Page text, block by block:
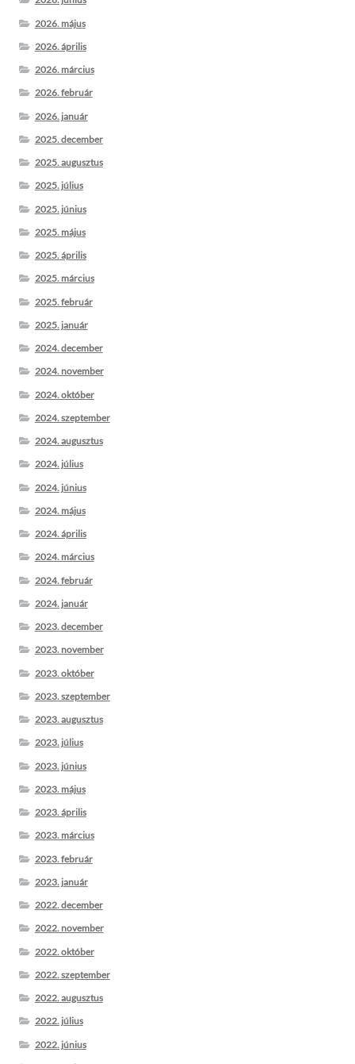
2026. május
2026. április
2026. március
2026. február
2026. január
2025. december
2025. augusztus
2025. július
2025. június
2025. május
2025. április
2025. március
2025. február
2025. január
2024. december
2024. november
2024. október
2024. szeptember
2024. augusztus
2024. július
2024. június
2024. május
2024. április
2024. március
2024. február
2024. január
2023. december
2023. november
2023. október
2023. szeptember
2023. augusztus
2023. július
2023. június
2023. május
2023. április
2023. március
2023. február
2023. január
2022. december
2022. november
2022. október
2022. szeptember
2022. augusztus
2022. július
2022. június